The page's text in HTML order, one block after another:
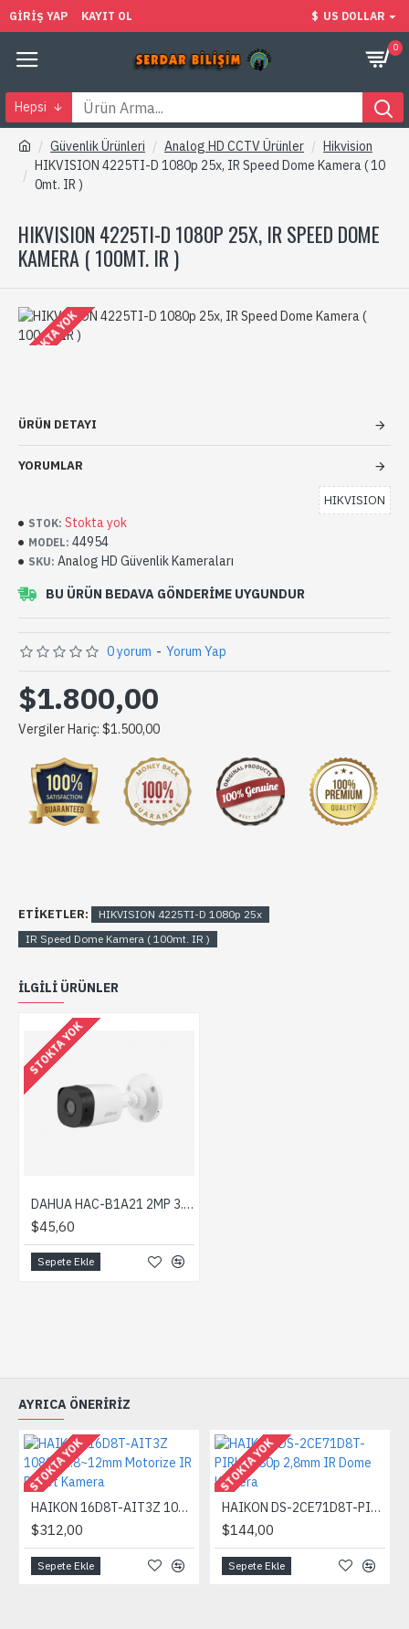
GIRIŞ YAP KAYIT OL $ US DOLLAR
0
Hepsi
Güvenlik Ürünleri Analog HD CCTV Ürünler
Hikvision
HIKVISION 4225TI-D 1080p 25x, IR Speed Dome Kamera ( 10
0mt. IR )
HIKVISION 4225TI-D 1080P 25X, IR SPEED DOME
KAMERA ( 100MT. IR )
STOKTA YOK
ÜRÜN DETAYI
YORUMLAR
BU ÜRÜN BEDAVA GÖNDERIME UYGUNDUR
STOK: Stokta yok
MODEL: 44954
SKU: Analog HD Güvenlik Kameraları
HIKVISION
0 yorum - Yorum Yap
$1.800,00
Vergiler Hariç: $1.500,00
ETIKETLER:
HIKVISION 4225TI-D 1080p 25x
IR Speed Dome Kamera ( 100mt. IR )
ILGILI ÜRÜNLER
STOKTA YOK
DAHUA HAC-B1A21 2MP 3.6mm HDCVI IR Bullet Kamera
$45,60
Sepete Ekle
AYRICA ÖNERIRIZ
STOKTA YOK
HAIKON 16D8T-AIT3Z 1080p 2.8~12mm Motorize IR Bullet Kamera
$312,00
Sepete Ekle
STOKTA YOK
HAIKON DS-2CE71D8T-PIRL 1080p 2,8mm IR Dome Kamera
$144,00
Sepete Ekle